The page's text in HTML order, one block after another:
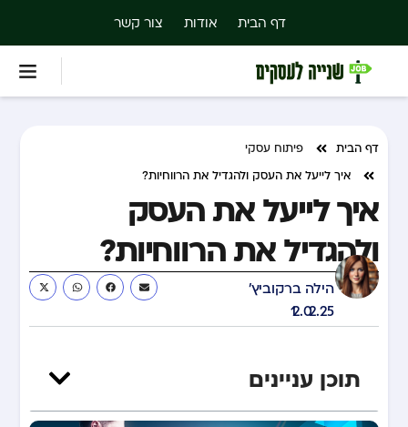
דף הבית אודות צור קשר
דף הבית
פיתוח עסקי
איך לייעל את העסק ולהגדיל את הרווחיות?
איך לייעל את העסק
ולהגדיל את הרווחיות?
הילה ברקוביץ'
12.02.25
תוכן עניינים